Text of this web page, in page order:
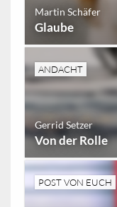
Martin Schäfer
Glaube
ANDACHT
Gerrid Setzer
Von der Rolle
POST VON EUCH